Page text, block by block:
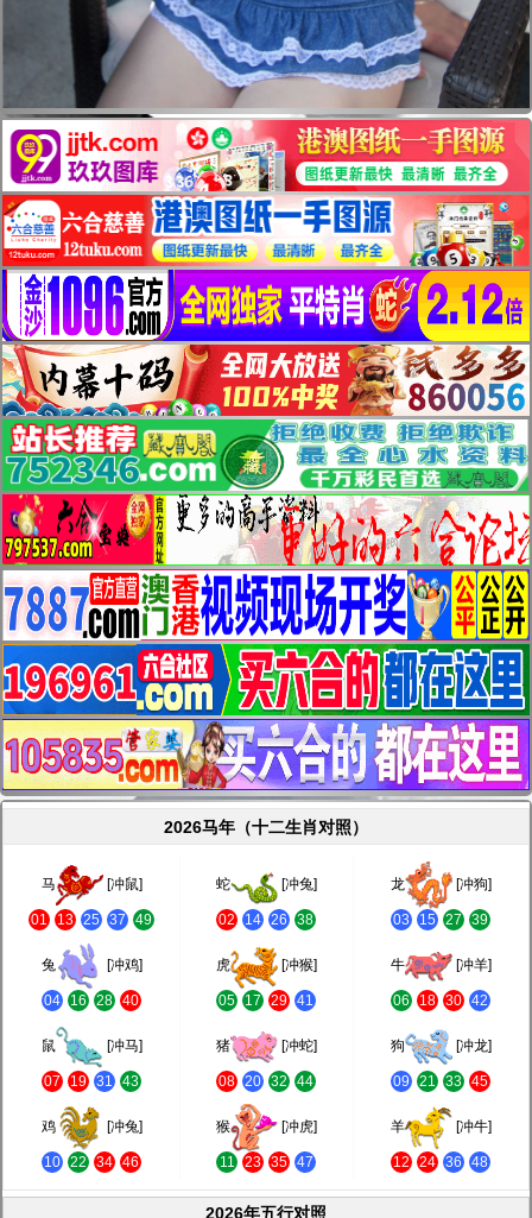
2026马年（十二生肖对照）
马 [冲鼠]
01 13 25 37 49
蛇 [冲兔]
02 14 26 38
龙 [冲狗]
03 15 27 39
兔 [冲鸡]
04 16 28 40
虎 [冲猴]
05 17 29 41
牛 [冲羊]
06 18 30 42
鼠 [冲马]
07 19 31 43
猪 [冲蛇]
08 20 32 44
狗 [冲龙]
09 21 33 45
鸡 [冲兔]
10 22 34 46
猴 [冲虎]
11 23 35 47
羊 [冲牛]
12 24 36 48
2026年五行对照